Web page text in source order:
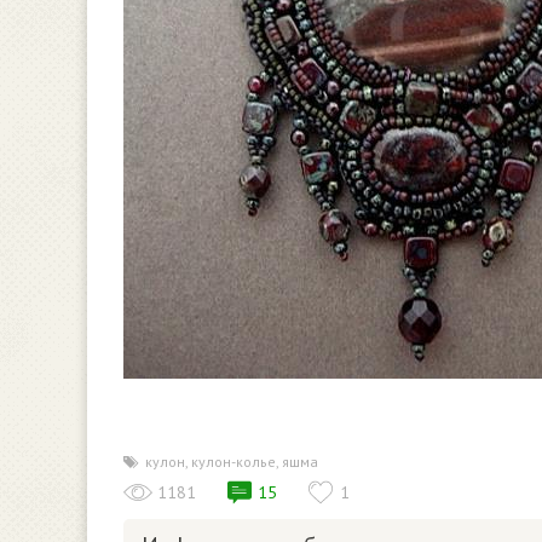
кулон, кулон-колье, яшма
1181 15 1